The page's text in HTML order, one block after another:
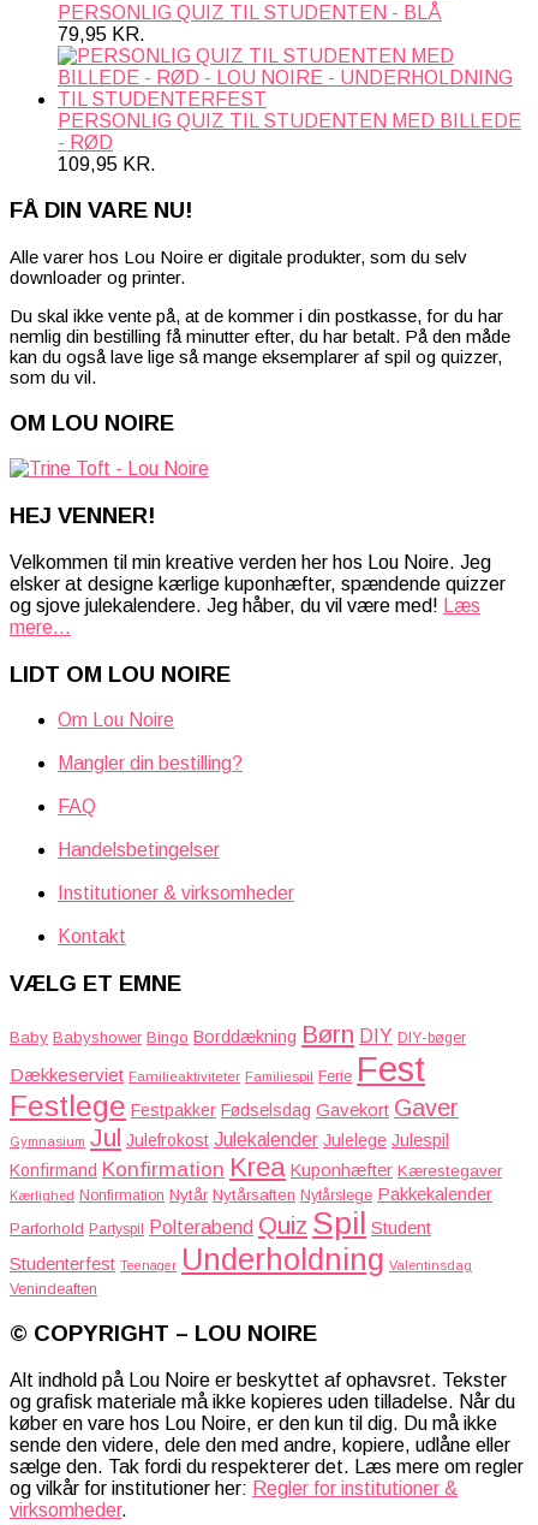
PERSONLIG QUIZ TIL STUDENTEN - BLÅ
79,95 KR.
PERSONLIG QUIZ TIL STUDENTEN MED BILLEDE
- RØD
109,95 KR.
FÅ DIN VARE NU!
Alle varer hos Lou Noire er digitale produkter, som du selv
downloader og printer.
Du skal ikke vente på, at de kommer i din postkasse, for du har
nemlig din bestilling få minutter efter, du har betalt. På den måde
kan du også lave lige så mange eksemplarer af spil og quizzer,
som du vil.
OM LOU NOIRE
HEJ VENNER!
Velkommen til min kreative verden her hos Lou Noire. Jeg
elsker at designe kærlige kuponhæfter, spændende quizzer
og sjove julekalendere. Jeg håber, du vil være med!
Læs
mere...
LIDT OM LOU NOIRE
Om Lou Noire
Mangler din bestilling?
FAQ
Handelsbetingelser
Institutioner & virksomheder
Kontakt
VÆLG ET EMNE
Baby Babyshower Bingo Borddækning Børn DIY DIY-bøger
Dækkeserviet Familieaktiviteter Familiespil Ferie Fest
Festlege Festpakker Fødselsdag Gavekort Gaver
Gymnasium Jul Julefrokost Julekalender Julelege Julespil
Konfirmand Konfirmation Krea Kuponhæfter Kærestegaver
Kærlighed Nonfirmation Nytår Nytårsaften Nytårslege Pakkekalender
Parforhold Partyspil Polterabend Quiz Spil Student
Studenterfest Teenager Underholdning Valentinsdag
Venindeaften
© COPYRIGHT – LOU NOIRE
Alt indhold på Lou Noire er beskyttet af ophavsret. Tekster
og grafisk materiale må ikke kopieres uden tilladelse. Når du
køber en vare hos Lou Noire, er den kun til dig. Du må ikke
sende den videre, dele den med andre, kopiere, udlåne eller
sælge den. Tak fordi du respekterer det. Læs mere om regler
og vilkår for institutioner her: Regler for institutioner &
virksomheder.